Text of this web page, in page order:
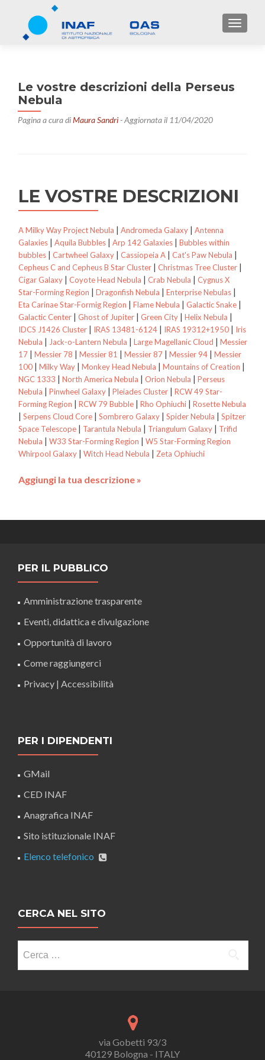
Le vostre descrizioni della Perseus
Nebula
Pagina a cura diMaura Sandri- Aggiornata il 11/04/2020
LE VOSTRE DESCRIZIONI
A Milky Way Project Nebula | Andromeda Galaxy | Antenna
Galaxies | Aquila Bubbles | Arp 142 Galaxies | Bubbles within
bubbles | Cartwheel Galaxy | Cassiopeia A | Cat's Paw Nebula |
Cepheus C and Cepheus B Star Cluster | Christmas Tree Cluster |
Cigar Galaxy | Coyote Head Nebula | Crab Nebula | Cygnus X
Star-Forming Region | Dragonfish Nebula | Enterprise Nebulas |
Eta Carinae Star-Formig Region | Flame Nebula | Galactic Snake |
Galactic Center | Ghost of Jupiter | Green City | Helix Nebula |
IDCS J1426 Cluster | IRAS 13481-6124 | IRAS 19312+1950 | Iris
Nebula | Jack-o-Lantern Nebula | Large Magellanic Cloud | Messier
17 | Messier 78 | Messier 81 | Messier 87 | Messier 94 | Messier
100 | Milky Way | Monkey Head Nebula | Mountains of Creation |
NGC 1333 | North America Nebula | Orion Nebula | Perseus
Nebula | Pinwheel Galaxy | Pleiades Cluster | RCW 49 Star-
Forming Region | RCW 79 Bubble | Rho Ophiuchi | Rosette Nebula
| Serpens Cloud Core | Sombrero Galaxy | Spider Nebula | Spitzer
Space Telescope | Tarantula Nebula | Triangulum Galaxy | Trifid
Nebula | W33 Star-Forming Region | W5 Star-Forming Region
Whirpool Galaxy | Witch Head Nebula | Zeta Ophiuchi
Aggiungi la tua descrizione »
PER IL PUBBLICO
Amministrazione trasparente
Eventi, didattica e divulgazione
Opportunità di lavoro
Come raggiungerci
Privacy | Accessibilità
PER I DIPENDENTI
GMail
CED INAF
Anagrafica INAF
Sito istituzionale INAF
Elenco telefonico
CERCA NEL SITO
per:
via Gobetti 93/3
40129 Bologna - ITALY